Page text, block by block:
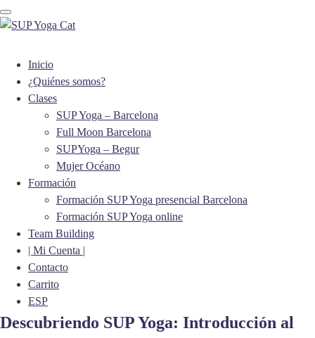
Toggle navigation
Inicio
¿Quiénes somos?
Clases
SUP Yoga – Barcelona
Full Moon Barcelona
SUPYoga – Begur
Mujer Océano
Formación
Formación SUP Yoga presencial Barcelona
Formación SUP Yoga online
Team Building
| Mi Cuenta |
Contacto
Carrito
ESP
Descubriendo SUP Yoga: Introducción al